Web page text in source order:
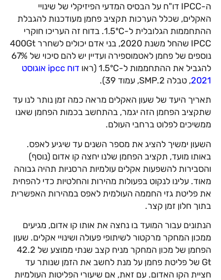
ה-IPCC דו"ח על הבסיס המדעי הפיזיקלי של שינויי
האקלים, שכלל הערכות תקציב פחמן מעודכנות להגבלת
ההתחממות הגלובלית ל-1.5ºC. בדוח זה העריכו חוקרי
IPCC שהחל משנת 2020, בני אדם יכולים לשחרר 400Gt
נוספים של פחמן לאטמוספירה ועדיין יש להם סיכוי של 67%
להגביל את ההתחממות ל-1.5ºC (ראו
דוח ipcc אוגוסט
2021, טבלה SMP.2, עמוד 39).
תאריך היעד של שעון האקלים מראה כמה זמן נותר לנו עד
שתקציב הפחמן הזה יגמר, בהתחשב בכמות הפחמן שאנו
ממשיכים לפלוט ברחבי העולם.
השעון ימשיך להציג את מספר השנים עד שיגיע לאפס.
באותו מועד, תקציב הפחמן שלנו יחצה קו אדום (נוסף)
והסבירות להשפעות אקלים עולמיות הרסניות תהיה גבוהה
מאוד. עלינו לנקוט בפעולות מהירות והחלטיות כדי להפחית
את פליטת גזי החממה העולמית לאפס במהירות האפשרית
בתוך חלון זמן קצר.
הנתונים עבור המועד בו נחצה את אותו קו אדום, מגיעים
ממכון המחקר מרקטור לשיתופי פעולה ושינויי אקלים. שעון
הפחמן של מכון המחקר מניח קצב שנתי ממוצע של 42.2
Gt של פליטת פחמן על מנת לחשב את הזמן שנותר עד
חציית הקו האדום. עם זאת, אם שיעורי הפליטות העולמיות